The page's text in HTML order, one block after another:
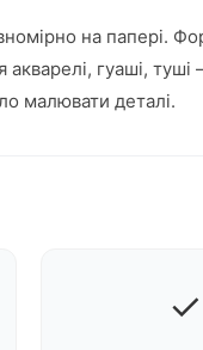
на папері.
гуаші,
малювати деталі.
✓